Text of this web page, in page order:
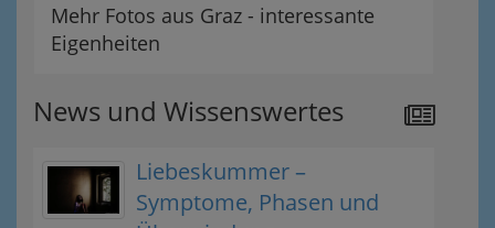
Mehr Fotos aus Graz - interessante
Eigenheiten
News und Wissenswertes
Liebeskummer –
Symptome, Phasen und